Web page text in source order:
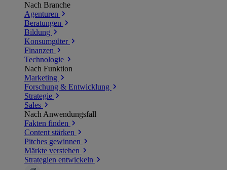
Nach Branche
Agenturen
Beratungen
Bildung
Konsumgüter
Finanzen
Technologie
Nach Funktion
Marketing
Forschung & Entwicklung
Strategie
Sales
Nach Anwendungsfall
Fakten finden
Content stärken
Pitches gewinnen
Märkte verstehen
Strategien entwickeln